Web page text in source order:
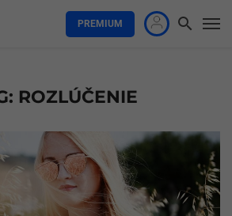
PREMIUM
ROZLÚČENIE